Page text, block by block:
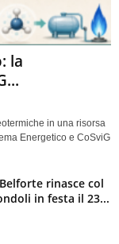
la
in una risorsa
Energetico e CoSviG
rinasce col
in festa il 23...